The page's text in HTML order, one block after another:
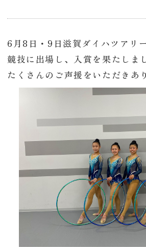
6月8日・9日滋賀ダイハツアリ
競技に出場し、入賞を果たしま
たくさんのご声援をいただきあ